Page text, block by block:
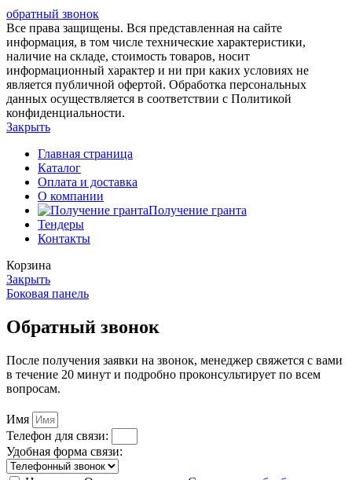
обратный звонок
Все права защищены. Вся представленная на сайте
информация, в том числе технические характеристики,
наличие на складе, стоимость товаров, носит
информационный характер и ни при каких условиях не
является публичной офертой. Обработка персональных
данных осуществляется в соответствии с Политикой
конфиденциальности.
Закрыть
Главная страница
Каталог
Оплата и доставка
О компании
Получение гранта
Тендеры
Контакты
Корзина
Закрыть
Боковая панель
Обратный звонок
После получения заявки на звонок, менеджер свяжется с вами
в течение 20 минут и подробно проконсультирует по всем
вопросам.
Имя
Телефон для связи:
Удобная форма связи: